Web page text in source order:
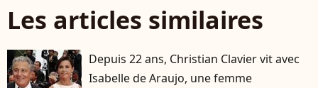
Les articles similaires
Depuis 22 ans, Christian Clavier vit avec
Isabelle de Araujo, une femme